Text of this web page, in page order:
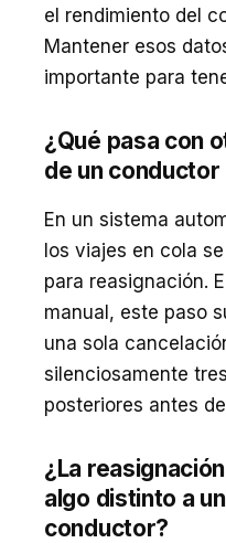
el rendimiento del
Mantener esos
importante para
¿Qué pasa con
de un conductor
En un sistema
los viajes en cola
para reasignación.
manual, este paso
una sola
silenciosamente
posteriores antes
¿La
algo distinto a
conductor?